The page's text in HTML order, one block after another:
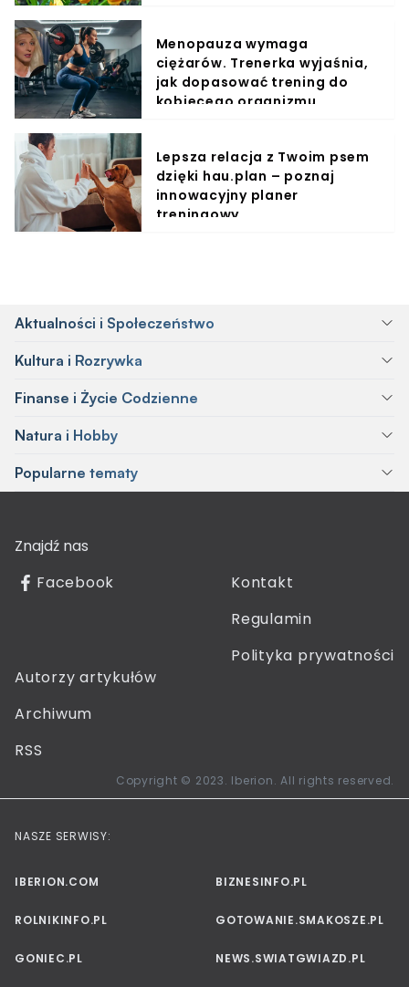
Menopauza wymaga
ciężarów. Trenerka wyjaśnia,
jak dopasować trening do
kobiecego organizmu
Lepsza relacja z Twoim psem
dzięki hau.plan – poznaj
innowacyjny planer
treningowy
Aktualności i Społeczeństwo
Kultura i Rozrywka
Finanse i Życie Codzienne
Natura i Hobby
Popularne tematy
Znajdź nas
Facebook
Kontakt
Regulamin
Polityka prywatności
Autorzy artykułów
Archiwum
RSS
Copyright © 2023. Iberion. All rights reserved.
NASZE SERWISY:
IBERION.COM BIZNESINFO.PL
ROLNIKINFO.PL GOTOWANIE.SMAKOSZE.PL
GONIEC.PL NEWS.SWIATGWIAZD.PL